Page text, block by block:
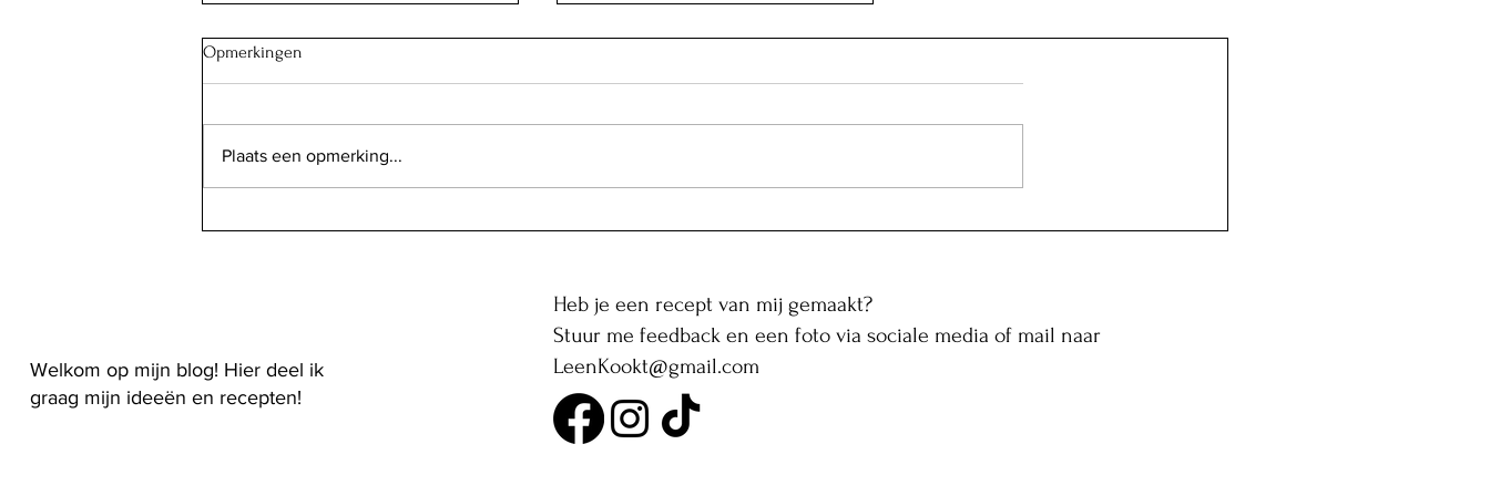
Opmerkingen
Plaats een opmerking...
Welkom op mijn blog! Hier deel ik
graag mijn ideeën en recepten!
Heb je een recept van mij gemaakt?
Stuur me feedback en een foto via sociale media of mail naar
LeenKookt@gmail.com